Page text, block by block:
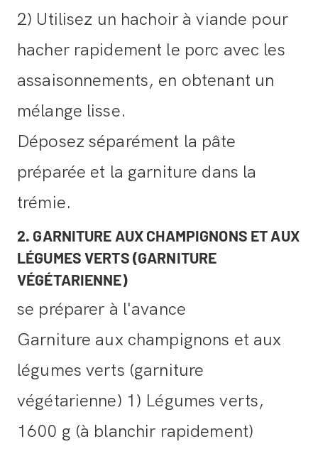
2) Utilisez un hachoir à viande pour
hacher rapidement le porc avec les
assaisonnements, en obtenant un
mélange lisse.
Déposez séparément la pâte
préparée et la garniture dans la
trémie.
2. GARNITURE AUX CHAMPIGNONS ET AUX
LÉGUMES VERTS (GARNITURE
VÉGÉTARIENNE)
se préparer à l'avance
Garniture aux champignons et aux
légumes verts (garniture
végétarienne) 1) Légumes verts,
1600 g (à blanchir rapidement)